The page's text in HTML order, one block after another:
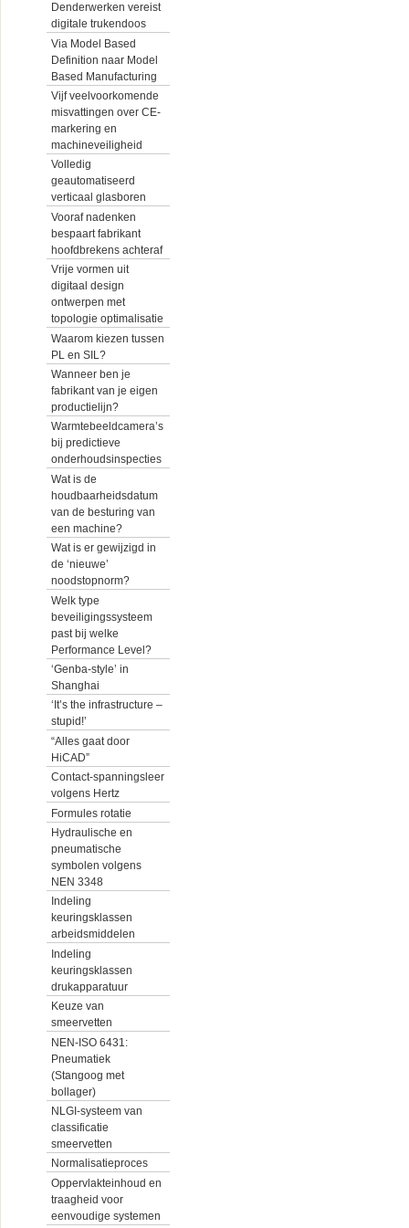
Denderwerken vereist
digitale trukendoos
Via Model Based
Definition naar Model
Based Manufacturing
Vijf veelvoorkomende
misvattingen over CE-
markering en
machineveiligheid
Volledig
geautomatiseerd
verticaal glasboren
Vooraf nadenken
bespaart fabrikant
hoofdbrekens achteraf
Vrije vormen uit
digitaal design
ontwerpen met
topologie optimalisatie
Waarom kiezen tussen
PL en SIL?
Wanneer ben je
fabrikant van je eigen
productielijn?
Warmtebeeldcamera’s
bij predictieve
onderhoudsinspecties
Wat is de
houdbaarheidsdatum
van de besturing van
een machine?
Wat is er gewijzigd in
de ‘nieuwe’
noodstopnorm?
Welk type
beveiligingssysteem
past bij welke
Performance Level?
‘Genba-style’ in
Shanghai
‘It’s the infrastructure –
stupid!’
“Alles gaat door
HiCAD”
Contact-spanningsleer
volgens Hertz
Formules rotatie
Hydraulische en
pneumatische
symbolen volgens
NEN 3348
Indeling
keuringsklassen
arbeidsmiddelen
Indeling
keuringsklassen
drukapparatuur
Keuze van
smeervetten
NEN-ISO 6431:
Pneumatiek
(Stangoog met
bollager)
NLGI-systeem van
classificatie
smeervetten
Normalisatieproces
Oppervlakteinhoud en
traagheid voor
eenvoudige systemen